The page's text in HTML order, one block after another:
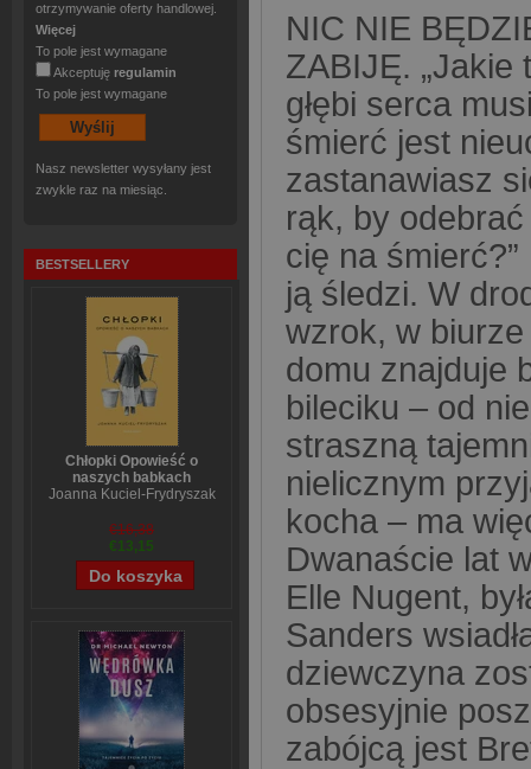
otrzymywanie oferty handlowej.
Więcej
To pole jest wymagane
Akceptuję regulamin
To pole jest wymagane
Nasz newsletter wysyłany jest
zwykle raz na miesiąc.
BESTSELLERY
Chłopki Opowieść o
naszych babkach
Joanna Kuciel-Frydryszak
€16,38
€13,15
NIC NIE
ZABIJĘ.
głębi serca
śmierć jest
zastanawiasz
rąk, by
cię na
ją śledzi. W
wzrok, w biurze
domu znajduje
bileciku – od
straszną
nielicznym
kocha – ma
Dwanaście lat
Elle Nugent,
Sanders
dziewczyna
obsesyjnie
zabójcą jest